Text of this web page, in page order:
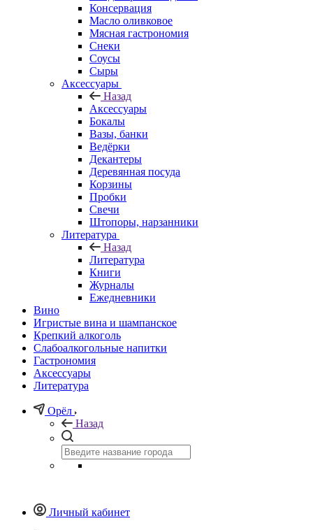
Консервация
Масло оливковое
Мясная гастрономия
Снеки
Соусы
Сыры
Аксессуары
Назад
Аксессуары
Бокалы
Вазы, банки
Ведёрки
Декантеры
Деревянная посуда
Корзины
Пробки
Свечи
Штопоры, нарзанники
Литература
Назад
Литература
Книги
Журналы
Ежедневники
Вино
Игристые вина и шампанское
Крепкий алкоголь
Слабоалкогольные напитки
Гастрономия
Аксессуары
Литература
Орёл
Назад
Личный кабинет